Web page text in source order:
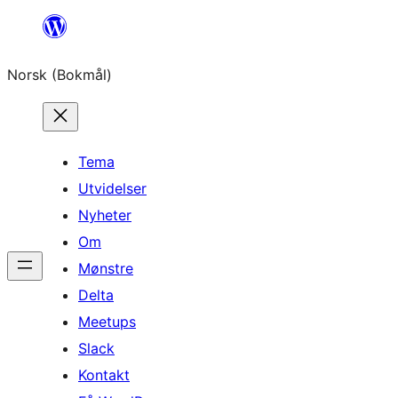
Hopp
innhold
Norsk (Bokmål)
Tema
Utvidelser
Nyheter
Om
Mønstre
Delta
Meetups
Slack
Kontakt